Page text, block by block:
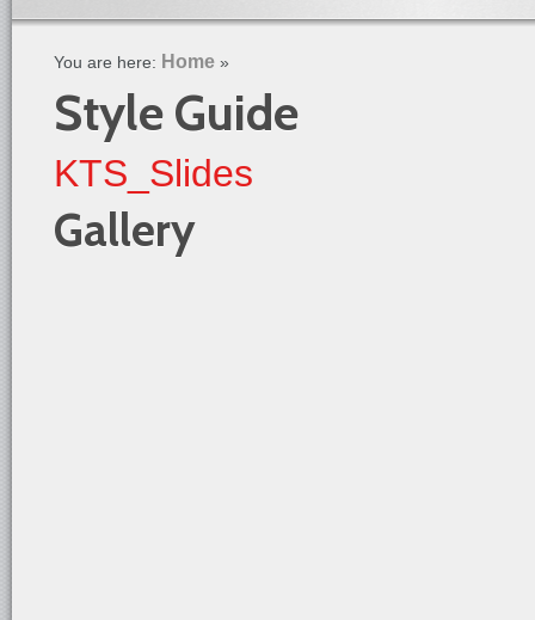
You are here: Home »
Style Guide
KTS_Slides
Gallery